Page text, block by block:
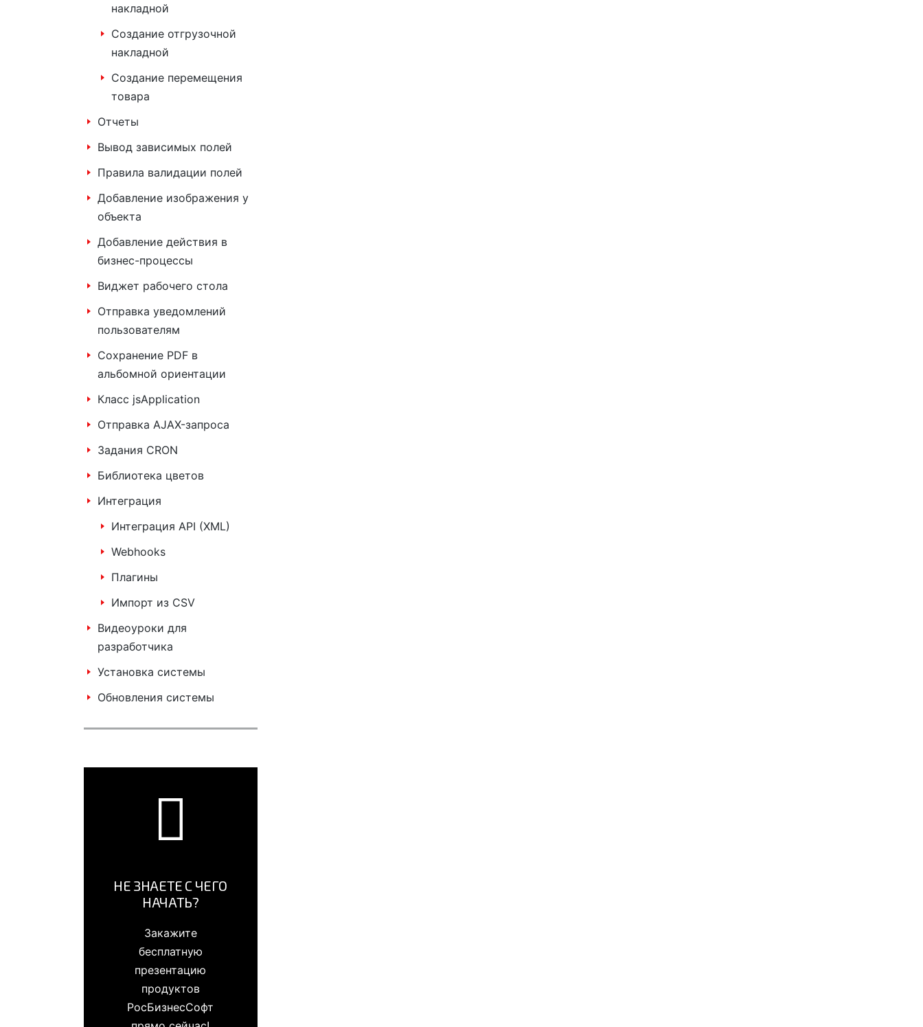
накладной
Создание отгрузочной
накладной
Создание перемещения
товара
Отчеты
Вывод зависимых полей
Правила валидации полей
Добавление изображения у
объекта
Добавление действия в
бизнес-процессы
Виджет рабочего стола
Отправка уведомлений
пользователям
Сохранение PDF в
альбомной ориентации
Класс jsApplication
Отправка AJAX-запроса
Задания CRON
Библиотека цветов
Интеграция
Интеграция API (XML)
Webhooks
Плагины
Импорт из CSV
Видеоуроки для
разработчика
Установка системы
Обновления системы
НЕ ЗНАЕТЕ С ЧЕГО
НАЧАТЬ?
Закажите
бесплатную
презентацию
продуктов
РосБизнесСофт